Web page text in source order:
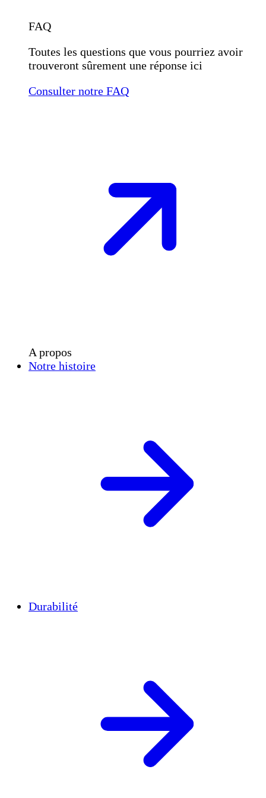
FAQ
Toutes les questions que vous pourriez avoir
trouveront sûrement une réponse ici
Consulter notre FAQ
A propos
Notre histoire
Durabilité